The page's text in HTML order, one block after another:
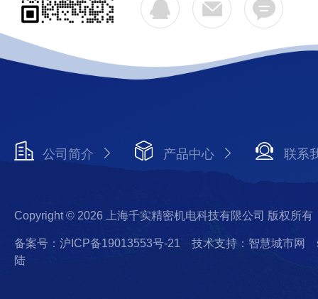
公司简介 产品中心 联系
Copyright © 2026 上海千实精密机电科技有限公司 版权所有
备案号：沪ICP备19013553号-21 技术支持：智慧城市网
陆